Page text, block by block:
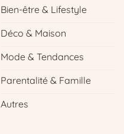
Bien-être & Lifestyle
Déco & Maison
Mode & Tendances
Parentalité & Famille
Autres